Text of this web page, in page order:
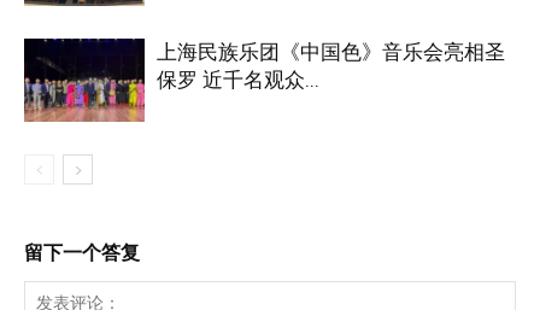
上海民族乐团《中国色》音乐会亮相圣
保罗 近千名观众...
留下一个答复